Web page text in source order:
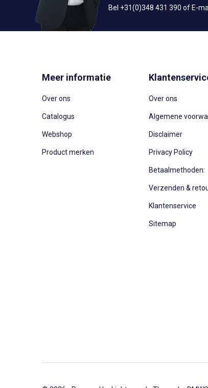
Bel +31(0)348 431 390 of E-
Meer informatie
Over ons
Catalogus
Webshop
Product merken
Over ons
Algemene
Disclaimer
Privacy Policy
Betaalmethoden:
Verzenden &
Klantenservice
Sitemap